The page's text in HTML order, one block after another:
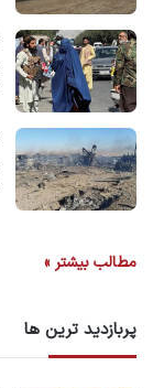
مطالب بیشتر »
پربازدید ترین ها